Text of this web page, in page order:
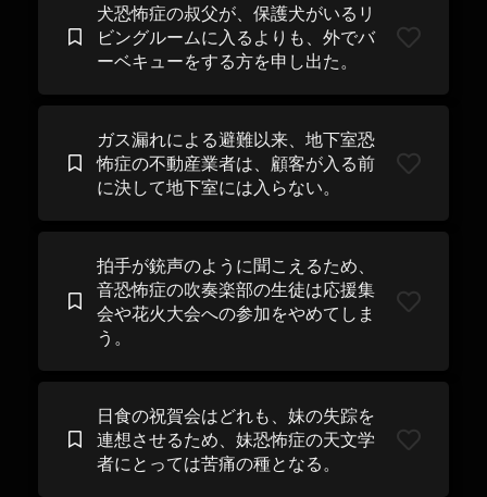
犬恐怖症の叔父が、保護犬がいるリ
ビングルームに入るよりも、外でバ
ーベキューをする方を申し出た。
ガス漏れによる避難以来、地下室恐
怖症の不動産業者は、顧客が入る前
に決して地下室には入らない。
拍手が銃声のように聞こえるため、
音恐怖症の吹奏楽部の生徒は応援集
会や花火大会への参加をやめてしま
う。
日食の祝賀会はどれも、妹の失踪を
連想させるため、妹恐怖症の天文学
者にとっては苦痛の種となる。